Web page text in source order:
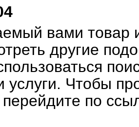
вами товар
другие
услуги. Чтобы
по